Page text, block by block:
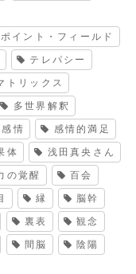
イント・フィールド
テレパシー
トリックス
多世界解釈
感情 感情的満足
体 浅田真央さん
の覚醒 百会
縁 脳幹
裏表 観念
間脳 陰陽